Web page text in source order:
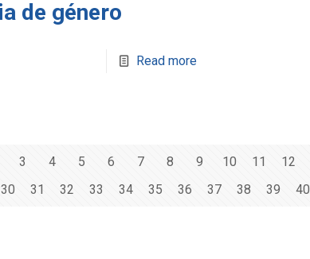
de género
Read more
3 4 5 6 7 8 9 10 11 12
30
31 32 33 34 35 36 37 38 39 40